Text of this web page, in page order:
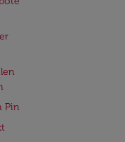
Pin